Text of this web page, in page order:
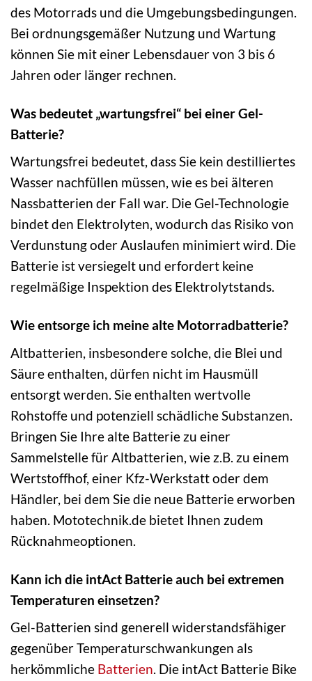
des Motorrads und die Umgebungsbedingungen.
Bei ordnungsgemäßer Nutzung und Wartung
können Sie mit einer Lebensdauer von 3 bis 6
Jahren oder länger rechnen.
Was bedeutet „wartungsfrei“ bei einer Gel-
Batterie?
Wartungsfrei bedeutet, dass Sie kein destilliertes
Wasser nachfüllen müssen, wie es bei älteren
Nassbatterien der Fall war. Die Gel-Technologie
bindet den Elektrolyten, wodurch das Risiko von
Verdunstung oder Auslaufen minimiert wird. Die
Batterie ist versiegelt und erfordert keine
regelmäßige Inspektion des Elektrolytstands.
Wie entsorge ich meine alte Motorradbatterie?
Altbatterien, insbesondere solche, die Blei und
Säure enthalten, dürfen nicht im Hausmüll
entsorgt werden. Sie enthalten wertvolle
Rohstoffe und potenziell schädliche Substanzen.
Bringen Sie Ihre alte Batterie zu einer
Sammelstelle für Altbatterien, wie z.B. zu einem
Wertstoffhof, einer Kfz-Werkstatt oder dem
Händler, bei dem Sie die neue Batterie erworben
haben. Mototechnik.de bietet Ihnen zudem
Rücknahmeoptionen.
Kann ich die intAct Batterie auch bei extremen
Temperaturen einsetzen?
Gel-Batterien sind generell widerstandsfähiger
gegenüber Temperaturschwankungen als
herkömmliche Batterien. Die intAct Batterie Bike